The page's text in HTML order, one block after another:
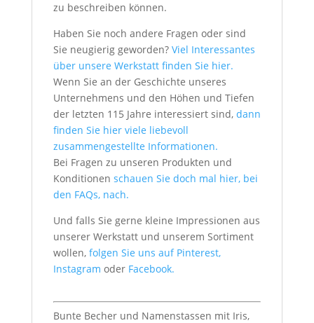
zu beschreiben können.
Haben Sie noch andere Fragen oder sind
Sie neugierig geworden?Viel Interessantes
über unsere Werkstatt finden Sie hier.
Wenn Sie an der Geschichte unseres
Unternehmens und den Höhen und Tiefen
der letzten 115 Jahre interessiert sind, dann
finden Sie hier viele liebevoll
zusammengestellte Informationen.
Bei Fragen zu unseren Produkten und
Konditionen schauen Sie doch mal hier, bei
den FAQs, nach.
Und falls Sie gerne kleine Impressionen aus
unserer Werkstatt und unserem Sortiment
wollen,folgen Sie uns auf Pinterest,
Instagram oder Facebook.
Bunte Becher und Namenstassen mit Iris,